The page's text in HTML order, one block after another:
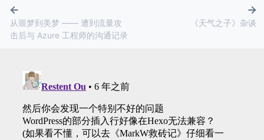
从噩梦到美梦 —— 遭到流量攻
击后与 Azure 工程师的沟通记录
《天气之子》杂谈